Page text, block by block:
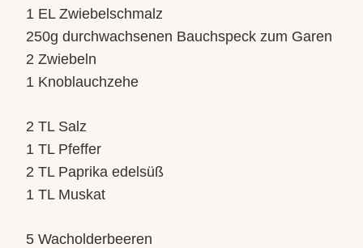
1 EL Zwiebelschmalz
250g durchwachsenen Bauchspeck zum Garen
2 Zwiebeln
1 Knoblauchzehe
2 TL Salz
1 TL Pfeffer
2 TL Paprika edelsüß
1 TL Muskat
5 Wacholderbeeren